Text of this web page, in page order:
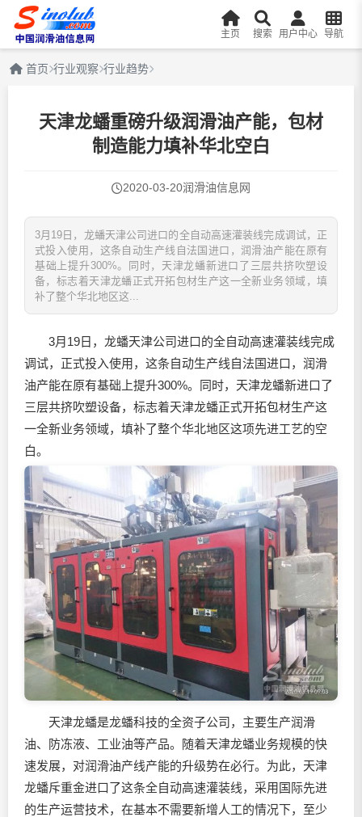
主页 搜索 用户中心 导航
首页 行业观察 行业趋势
天津龙蟠重磅升级润滑油产能，包材
制造能力填补华北空白
2020-03-20润滑油信息网
3月19日，龙蟠天津公司进口的全自动高速灌装线完成调试，正
式投入使用，这条自动生产线自法国进口，润滑油产能在原有
基础上提升300%。同时，天津龙蟠新进口了三层共挤吹塑设
备，标志着天津龙蟠正式开拓包材生产这一全新业务领域，填
补了整个华北地区这...
3月19日，龙蟠天津公司进口的全自动高速灌装线完成
调试，正式投入使用，这条自动生产线自法国进口， 润滑
油产能在原有基础上提升300%。同时，天津龙蟠新进口了
三层共挤吹塑设备，标志着天津龙蟠正式开拓包材生产这
一全新业务领域，填补了整个华北地区这项先进工艺的空
白。
天津龙蟠是龙蟠科技的全资子公司，主要生产润滑
油、防冻液、工业油等产品。随着天津龙蟠业务规模的快
速发展，对润滑油产线产能的升级势在必行。为此，天津
龙蟠斥重金进口了这条全自动高速灌装线，采用国际先进
的生产运营技术，在基本不需要新增人工的情况下，至少